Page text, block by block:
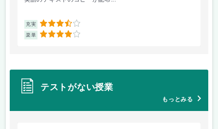
充実 3.5
楽単 4
テストがない授業
もっとみる